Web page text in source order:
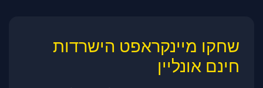
שחקו מיינקראפט הישרדות
חינם אונליין